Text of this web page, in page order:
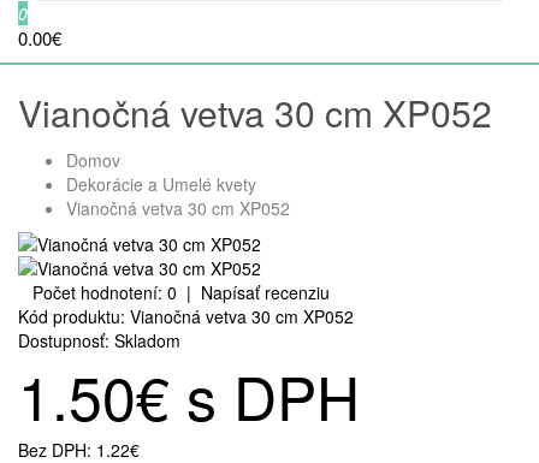
0
0.00€
Vianočná vetva 30 cm XP052
Domov
Dekorácie a Umelé kvety
Vianočná vetva 30 cm XP052
Počet hodnotení: 0 | Napísať recenziu
Kód produktu: Vianočná vetva 30 cm XP052
Dostupnosť: Skladom
1.50€ s DPH
Bez DPH: 1.22€